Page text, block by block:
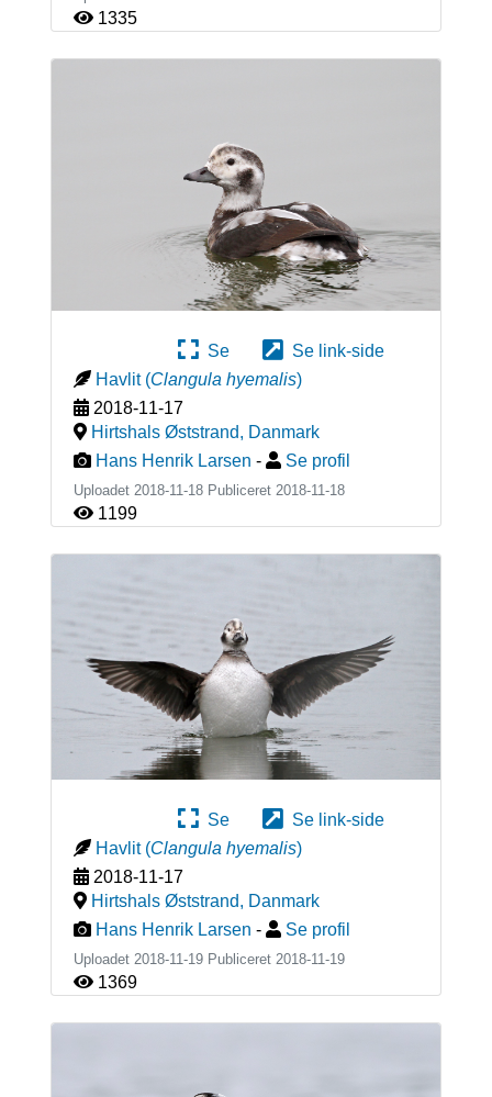
1335
Se
Se link-side
Havlit (Clangula hyemalis)
2018-11-17
Hirtshals Øststrand, Danmark
Hans Henrik Larsen - Se profil
Uploadet 2018-11-18 Publiceret 2018-11-18
1199
Se
Se link-side
Havlit (Clangula hyemalis)
2018-11-17
Hirtshals Øststrand, Danmark
Hans Henrik Larsen - Se profil
Uploadet 2018-11-19 Publiceret 2018-11-19
1369